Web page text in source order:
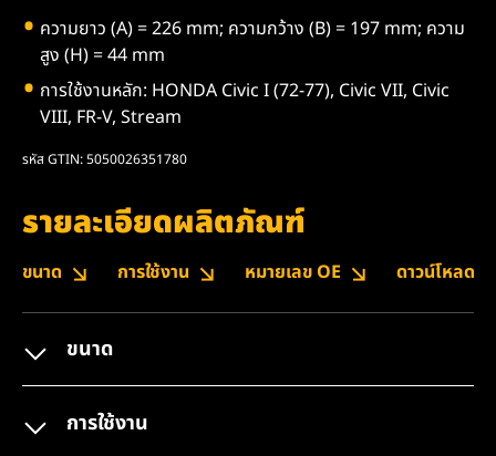
ความยาว (A) = 226 mm; ความกว้าง (B) = 197 mm; ความ
สูง (H) = 44 mm
การใช้งานหลัก: HONDA Civic I (72-77), Civic VII, Civic
VIII, FR-V, Stream
รหัส GTIN: 5050026351780
รายละเอียดผลิตภัณฑ์
ขนาด การใช้งาน หมายเลข OE ดาวน์โหลด
ขนาด
การใช้งาน